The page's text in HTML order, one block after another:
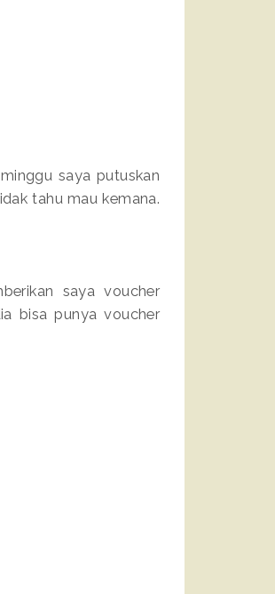
saya putuskan
tahu mau kemana.
saya voucher
bisa punya voucher